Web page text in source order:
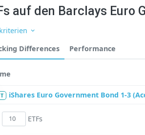
auf den Barclays Euro
Differences
Performance
T iShares Euro Government Bond 1-3
ETFs